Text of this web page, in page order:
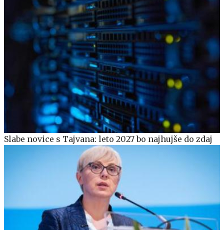
Slabe novice s Tajvana: leto 2027 bo najhujše do zdaj